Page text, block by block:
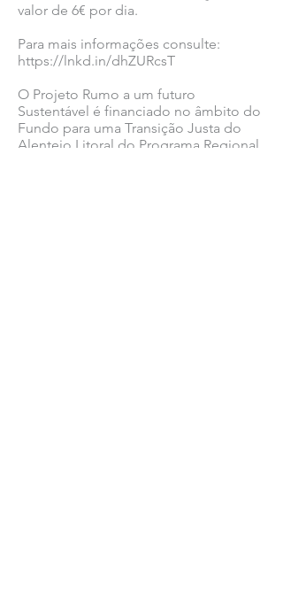
valor de 6€ por dia.
Para mais informações consulte:
https://lnkd.in/dhZURcsT
O Projeto Rumo a um futuro
Sustentável é financiado no âmbito do
Fundo para uma Transição Justa do
Alentejo Litoral do Programa Regional